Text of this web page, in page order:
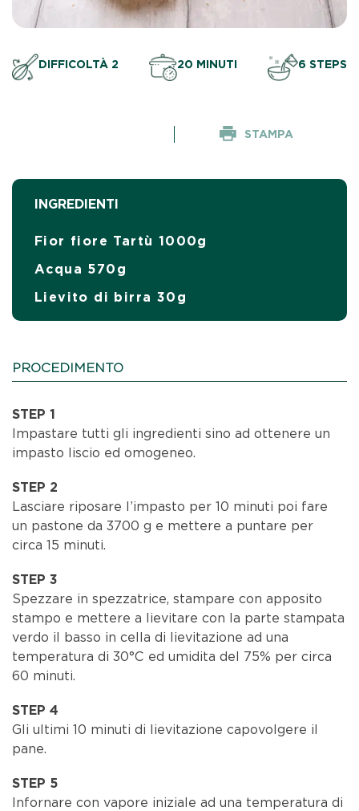
DIFFICOLTÀ 2 20 MINUTI 6 STEPS
STAMPA
INGREDIENTI
Fior fiore Tartù 1000g
Acqua 570g
Lievito di birra 30g
PROCEDIMENTO
STEP 1
Impastare tutti gli ingredienti sino ad ottenere un
impasto liscio ed omogeneo.
STEP 2
Lasciare riposare l’impasto per 10 minuti poi fare
un pastone da 3700 g e mettere a puntare per
circa 15 minuti.
STEP 3
Spezzare in spezzatrice, stampare con apposito
stampo e mettere a lievitare con la parte stampata
verdo il basso in cella di lievitazione ad una
temperatura di 30°C ed umidita del 75% per circa
60 minuti.
STEP 4
Gli ultimi 10 minuti di lievitazione capovolgere il
pane.
STEP 5
Infornare con vapore iniziale ad una temperatura di